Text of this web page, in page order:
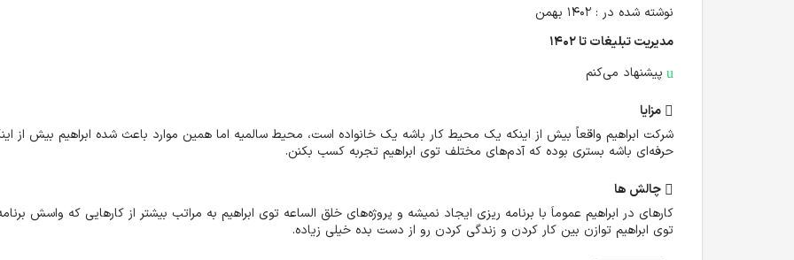
نوشته شده در : ۱۴۰۲ بهمن
مدیریت تبلیغات تا ۱۴۰۲
پیشنهاد می‌کنم
مزایا
شرکت ابراهیم واقعاً بیش از اینکه یک محیط کار باشه یک خانواده است، محیط سالمیه اما همین موارد باعث شده ابراهیم بیش از
حرفه‌ای باشه بستری بوده که آدم‌های مختلف توی ابراهیم تجربه کسب بکنن.
چالش‌ ها
کارهای در ابراهیم عموماَ با برنامه ریزی ایجاد نمیشه و پروژه‌های خلق الساعه توی ابراهیم به مراتب بیشتر از کارهایی که واسش
توی ابراهیم توازن بین کار کردن و زندگی کردن رو از دست بده خیلی زیاده.